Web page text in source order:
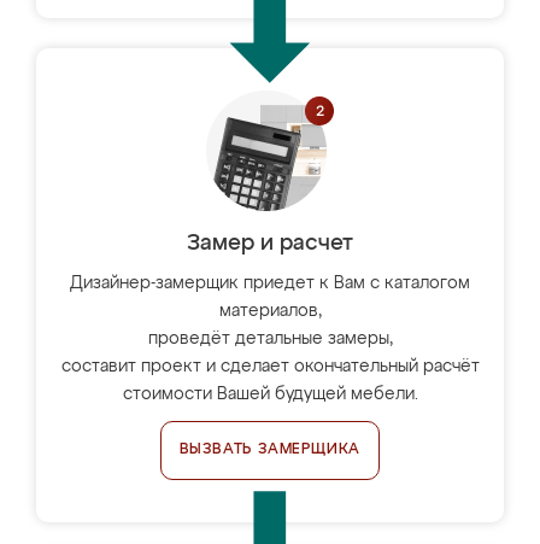
Замер и расчет
Дизайнер-замерщик приедет к Вам с каталогом
материалов,
проведёт детальные замеры,
составит проект и сделает окончательный расчёт
стоимости Вашей будущей мебели.
ВЫЗВАТЬ ЗАМЕРЩИКА